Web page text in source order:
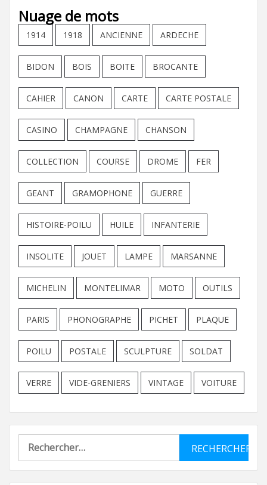
Nuage de mots
1914 1918 ANCIENNE ARDECHE
BIDON BOIS BOITE BROCANTE
CAHIER CANON CARTE CARTE POSTALE
CASINO CHAMPAGNE CHANSON
COLLECTION COURSE DROME FER
GEANT GRAMOPHONE GUERRE
HISTOIRE-POILU HUILE INFANTERIE
INSOLITE JOUET LAMPE MARSANNE
MICHELIN MONTELIMAR MOTO OUTILS
PARIS PHONOGRAPHE PICHET PLAQUE
POILU POSTALE SCULPTURE SOLDAT
VERRE VIDE-GRENIERS VINTAGE VOITURE
Rechercher :